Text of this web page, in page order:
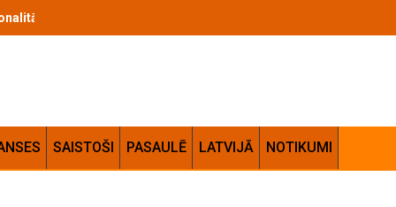
apvienojums jūsu mājās
SAISTOŠI PASAULĒ LATVIJĀ NOTIKUMI